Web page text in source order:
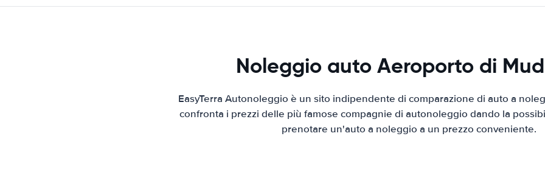
Noleggio auto Aeroporto di
EasyTerra Autonoleggio è un sito indipendente di comparazione di auto a
confronta i prezzi delle più famose compagnie di autonoleggio dando la
prenotare un'auto a noleggio a un prezzo conveniente.